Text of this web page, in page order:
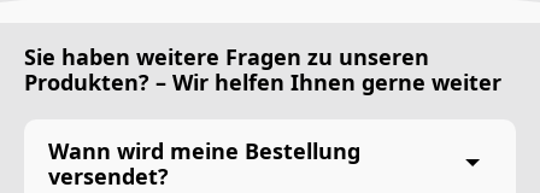
Sie haben weitere Fragen zu unseren
Produkten? – Wir helfen Ihnen gerne weiter
Wann wird meine Bestellung
versendet?